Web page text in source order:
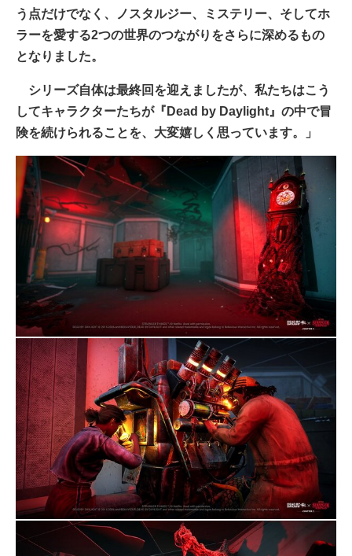
う点だけでなく、ノスタルジー、ミステリー、そしてホ
ラーを愛する2つの世界のつながりをさらに深めるもの
となりました。
シリーズ自体は最終回を迎えましたが、私たちはこう
してキャラクターたちが『Dead by Daylight』の中で冒
険を続けられることを、大変嬉しく思っています。」